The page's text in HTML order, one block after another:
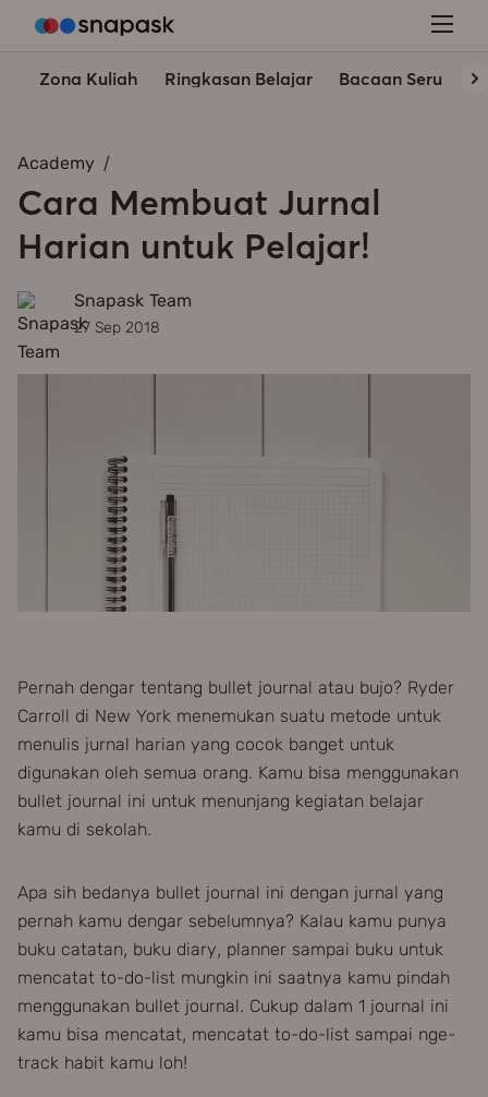
Zona Kuliah Ringkasan Belajar Bacaan Seru
Academy
Cara Membuat Jurnal
Harian untuk Pelajar!
Snapask Team
27 Sep 2018
Pernah dengar tentang bullet journal atau bujo? Ryder
Carroll di New York menemukan suatu metode untuk
menulis jurnal harian yang cocok banget untuk
digunakan oleh semua orang. Kamu bisa menggunakan
bullet journal ini untuk menunjang kegiatan belajar
kamu di sekolah.
Apa sih bedanya bullet journal ini dengan jurnal yang
pernah kamu dengar sebelumnya? Kalau kamu punya
buku catatan, buku diary, planner sampai buku untuk
mencatat to-do-list mungkin ini saatnya kamu pindah
menggunakan bullet journal. Cukup dalam 1 journal ini
kamu bisa mencatat, mencatat to-do-list sampai nge-
track habit kamu loh!